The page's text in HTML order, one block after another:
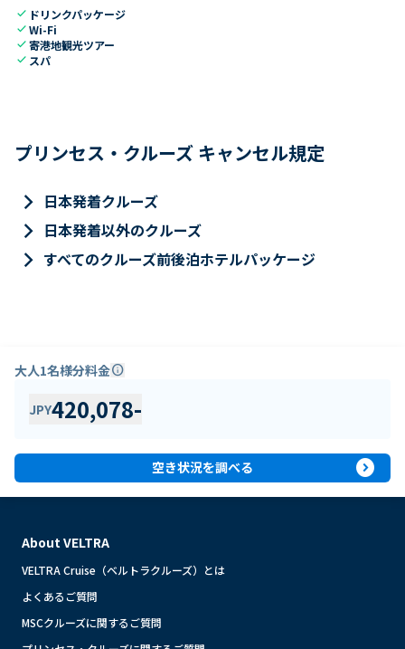
check ドリンクパッケージ
checkWi-Fi
check寄港地観光ツアー
check スパ
プリンセス・クルーズ キャンセル規定
keyboard_arrow_right 日本発着クルーズ
keyboard_arrow_right 日本発着以外のクルーズ
keyboard_arrow_right すべてのクルーズ前後泊ホテルパッケージ
大人1名様分料金info
JPY420,078-
空き状況を調べる expand_circle_right
About VELTRA
VELTRA Cruise（ベルトラクルーズ）とは
よくあるご質問
MSCクルーズに関するご質問